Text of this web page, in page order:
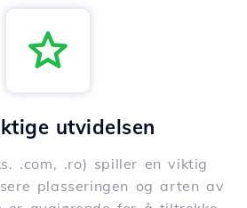
utvidelsen
.com, .ro) spiller en viktig
plasseringen og arten av